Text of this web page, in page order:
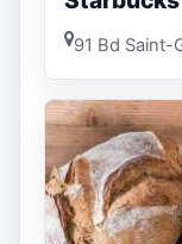
91 Bd Saint-